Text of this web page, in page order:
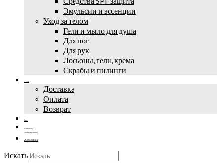
Эмульсии и эссенции
Уход за телом
Гели и мыло для душа
Для ног
Для рук
Лосьоны, гели, крема
Скрабы и пилинги
О Нас
Доставка
Оплата
Возврат
Блог
Контакты
Личный кабинет
+7 (995) 502-42-42
Искать